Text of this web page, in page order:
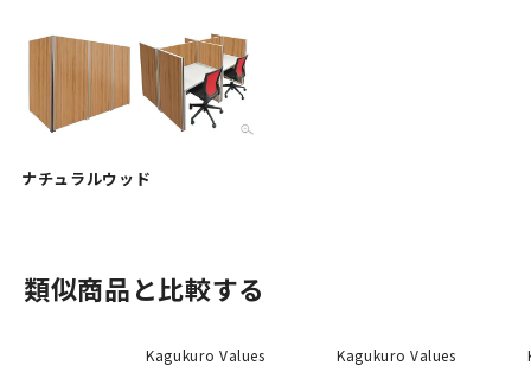
ナチュラルウッド
類似商品と比較する
Kagukuro Values Kagukuro Values